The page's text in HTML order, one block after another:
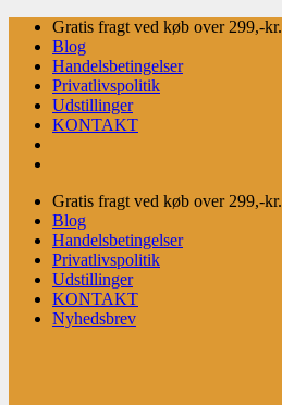
Fortsæt
indhold
Gratis fragt ved køb over 299,-kr.
Blog
Handelsbetingelser
Privatlivspolitik
Udstillinger
KONTAKT
Gratis fragt ved køb over 299,-kr.
Blog
Handelsbetingelser
Privatlivspolitik
Udstillinger
KONTAKT
Nyhedsbrev